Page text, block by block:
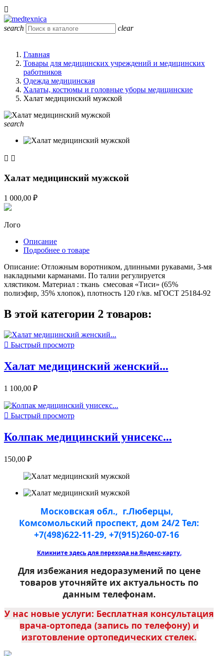

search clear
Главная
Товары для медицинских учреждений и медицинских
работников
Одежда медицинская
Халаты, костюмы и головные уборы медицинские
Халат медицинский мужской
search
 
Халат медицинский мужской
1 000,00 ₽
Лого
Описание
Подробнее о товаре
Описание: Отложным воротником, длинными рукавами, 3-мя
накладными карманами. По талии регулируется
хлястиком. Материал : ткань смесовая «Тиси» (65%
полиэфир, 35% хлопок), плотность 120 г/кв. мГОСТ 25184-92
В этой категории 2 товаров:
 Быстрый просмотр
Халат медицинский женский...
1 100,00 ₽
 Быстрый просмотр
Колпак медицинский унисекс...
150,00 ₽
Московская обл., г.Люберцы,
Комсомольский проспект, дом 24/2 Тел:
+7(498)622-11-29, +7(915)260-07-16
Кликните здесь для перехода на Яндекс-карту.
Для избежания недоразумений по цене
товаров уточняйте их актуальность по
данным телефонам.
У нас новые услуги: Бесплатная консультация
врача-ортопеда (запись по телефону) и
изготовление ортопедических стелек.